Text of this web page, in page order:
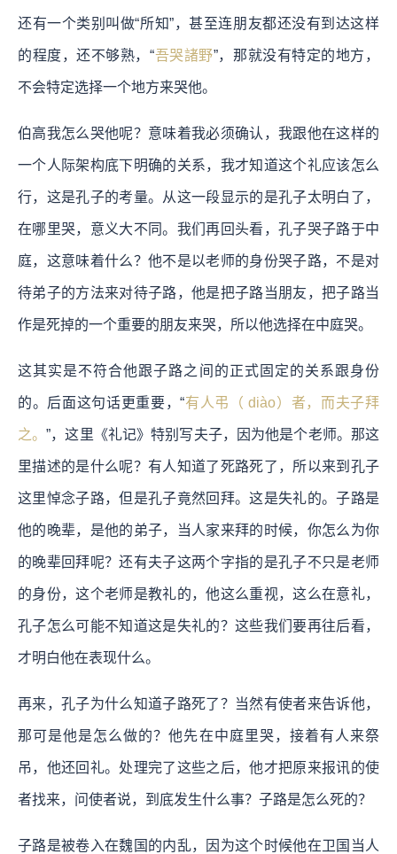
还有一个类别叫做“所知”，甚至连朋友都还没有到达这样
的程度，还不够熟，“吾哭諸野”，那就没有特定的地方，
不会特定选择一个地方来哭他。
伯高我怎么哭他呢？意味着我必须确认，我跟他在这样的
一个人际架构底下明确的关系，我才知道这个礼应该怎么
行，这是孔子的考量。从这一段显示的是孔子太明白了，
在哪里哭，意义大不同。我们再回头看，孔子哭子路于中
庭，这意味着什么？他不是以老师的身份哭子路，不是对
待弟子的方法来对待子路，他是把子路当朋友，把子路当
作是死掉的一个重要的朋友来哭，所以他选择在中庭哭。
这其实是不符合他跟子路之间的正式固定的关系跟身份
的。后面这句话更重要，“有人弔（ diào）者，而夫子拜
之。”，这里《礼记》特别写夫子，因为他是个老师。那这
里描述的是什么呢？有人知道了死路死了，所以来到孔子
这里悼念子路，但是孔子竟然回拜。这是失礼的。子路是
他的晚辈，是他的弟子，当人家来拜的时候，你怎么为你
的晚辈回拜呢？还有夫子这两个字指的是孔子不只是老师
的身份，这个老师是教礼的，他这么重视，这么在意礼，
孔子怎么可能不知道这是失礼的？这些我们要再往后看，
才明白他在表现什么。
再来，孔子为什么知道子路死了？当然有使者来告诉他，
那可是他是怎么做的？他先在中庭里哭，接着有人来祭
吊，他还回礼。处理完了这些之后，他才把原来报讯的使
者找来，问使者说，到底发生什么事？子路是怎么死的？
子路是被卷入在魏国的内乱，因为这个时候他在卫国当人